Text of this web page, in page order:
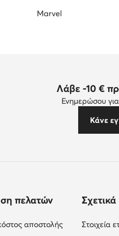
Marvel
Λάβε -10 €
Ενημερώσου
Κάνε
πελατών
αποστολής Στοιχεία